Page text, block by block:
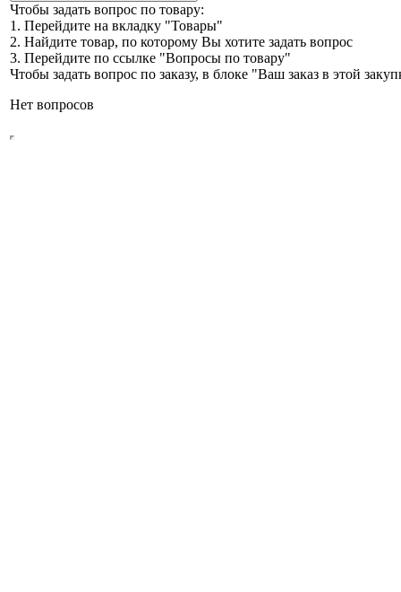
Чтобы задать вопрос по товару:
1. Перейдите на вкладку "Товары"
2. Найдите товар, по которому Вы хотите задать вопрос
3. Перейдите по ссылке "Вопросы по товару"
Чтобы задать вопрос по заказу, в блоке "Ваш заказ в этой
Нет вопросов